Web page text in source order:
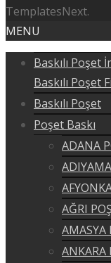
TemplatesNext.
MENU
Baskılı Poşet
Baskılı Poşet
Baskılı Poşet
Poşet Baskı
ADANA
AĞRI
AMASYA
ANKARA